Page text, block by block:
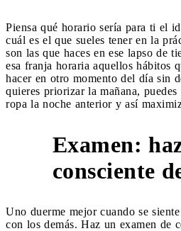
Piensa qué horario sería para ti el
cuál es el que sueles tener en la
son las que haces en ese lapso de
esa franja horaria aquellos hábitos
hacer en otro momento del día sin
quieres priorizar la mañana,
ropa la noche anterior y así
Examen:
consciente
Uno duerme mejor cuando se
con los demás. Haz un examen de